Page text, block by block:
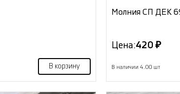
В корзину
Молния СП ДЕК
Цена:420 ₽
В наличии 4.00 шт